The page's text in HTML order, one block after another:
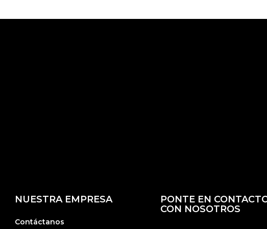
NUESTRA EMPRESA
Contáctanos
PONTE EN
CON NOSOTROS